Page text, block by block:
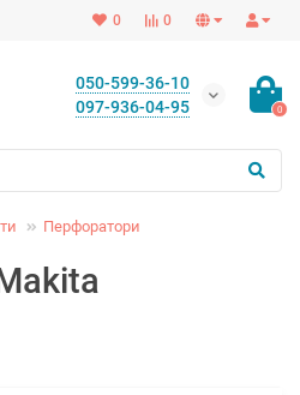
0
0
050-599-36-10
097-936-04-95
0
Перфоратори